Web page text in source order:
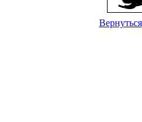
Вернуться